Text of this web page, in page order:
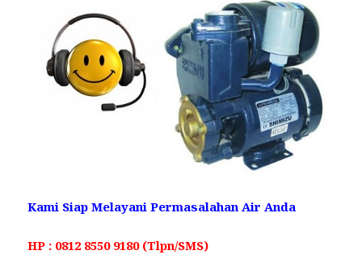
Kami Siap Melayani Permasalahan Air Anda
HP : 0812 8550 9180 (Tlpn/SMS)